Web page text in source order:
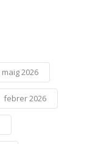
maig 2026
febrer 2026